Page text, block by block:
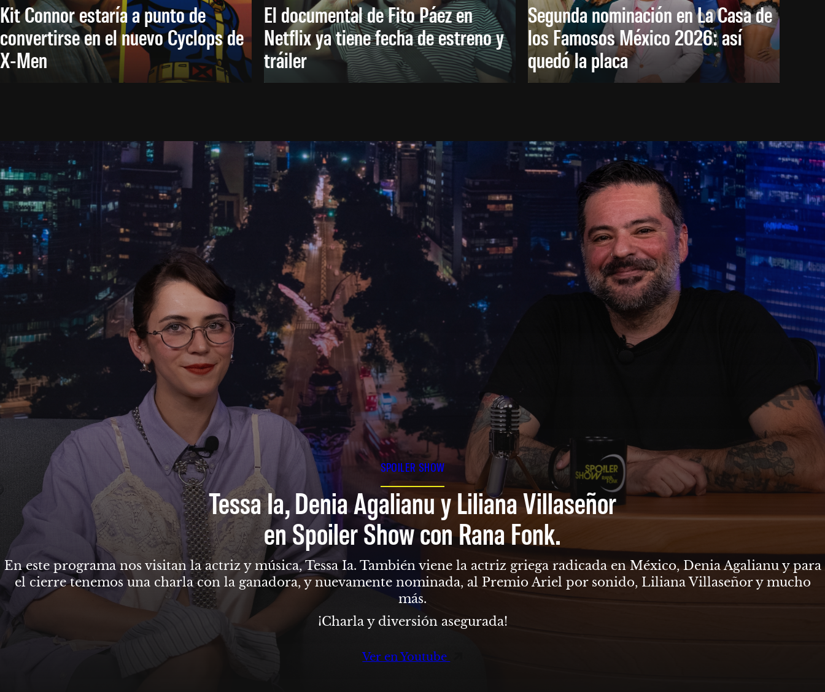
Kit Connor estaría a punto de
convertirse en el nuevo Cyclops de
X-Men
El documental de Fito Páez en
Netflix ya tiene fecha de estreno y
tráiler
Segunda nominación en La Casa de
los Famosos México 2026: así
quedó la placa
SPOILER SHOW
Tessa Ia, Denia Agalianu y Liliana Villaseñor
en Spoiler Show con Rana Fonk.
En este programa nos visitan la actriz y música, Tessa Ia. También viene la actriz griega radicada en México, Denia Agalianu y para
el cierre tenemos una charla con la ganadora, y nuevamente nominada, al Premio Ariel por sonido, Liliana Villaseñor y mucho
más.
¡Charla y diversión asegurada!
Ver en Youtube